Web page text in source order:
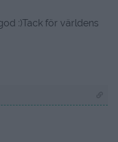
:)Tack för världens